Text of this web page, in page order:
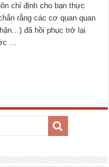
chỉ định cho bạn thực
rằng các cơ quan quan
đã hồi phục trở lại
…